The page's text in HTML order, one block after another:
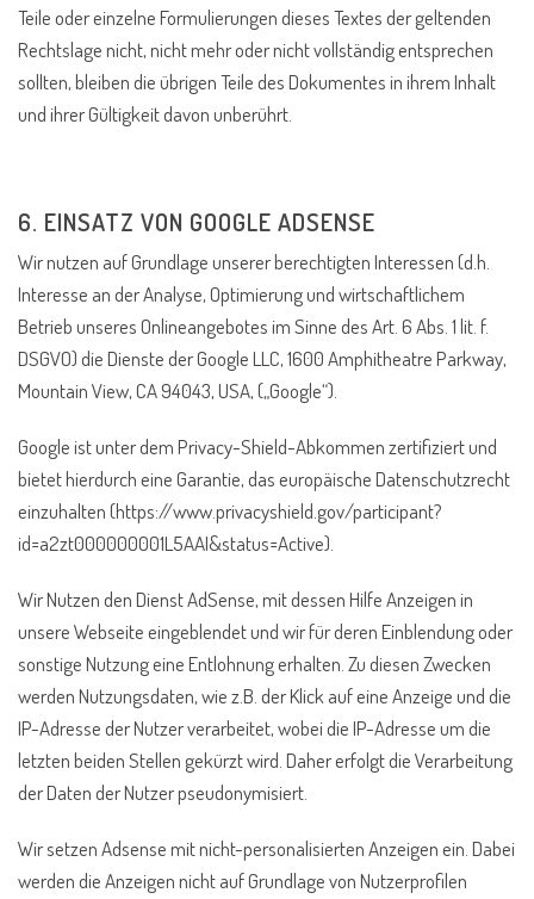
Teile oder einzelne Formulierungen dieses Textes der geltenden
Rechtslage nicht, nicht mehr oder nicht vollständig entsprechen
sollten, bleiben die übrigen Teile des Dokumentes in ihrem Inhalt
und ihrer Gültigkeit davon unberührt.
6. EINSATZ VON GOOGLE ADSENSE
Wir nutzen auf Grundlage unserer berechtigten Interessen (d.h.
Interesse an der Analyse, Optimierung und wirtschaftlichem
Betrieb unseres Onlineangebotes im Sinne des Art. 6 Abs. 1 lit. f.
DSGVO) die Dienste der Google LLC, 1600 Amphitheatre Parkway,
Mountain View, CA 94043, USA, („Google“).
Google ist unter dem Privacy-Shield-Abkommen zertifiziert und
bietet hierdurch eine Garantie, das europäische Datenschutzrecht
einzuhalten (https://www.privacyshield.gov/participant?
id=a2zt000000001L5AAI&status=Active).
Wir Nutzen den Dienst AdSense, mit dessen Hilfe Anzeigen in
unsere Webseite eingeblendet und wir für deren Einblendung oder
sonstige Nutzung eine Entlohnung erhalten. Zu diesen Zwecken
werden Nutzungsdaten, wie z.B. der Klick auf eine Anzeige und die
IP-Adresse der Nutzer verarbeitet, wobei die IP-Adresse um die
letzten beiden Stellen gekürzt wird. Daher erfolgt die Verarbeitung
der Daten der Nutzer pseudonymisiert.
Wir setzen Adsense mit nicht-personalisierten Anzeigen ein. Dabei
werden die Anzeigen nicht auf Grundlage von Nutzerprofilen